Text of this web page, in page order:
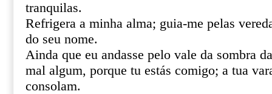
tranquilas.
Refrigera a minha alma; guia-me pelas
do seu nome.
Ainda que eu andasse pelo vale da sombra
mal algum, porque tu estás comigo; a tua
consolam.